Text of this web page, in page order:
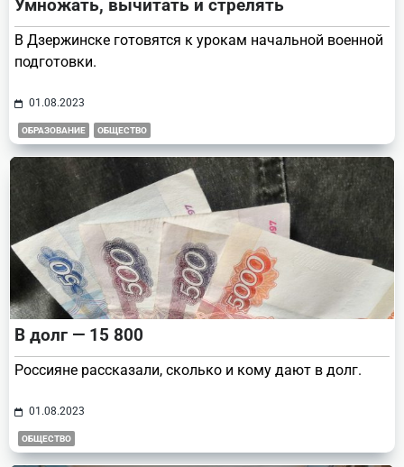
Умножать, вычитать и стрелять
В Дзержинске готовятся к урокам начальной военной
подготовки.
01.08.2023
ОБРАЗОВАНИЕ ОБЩЕСТВО
В долг — 15 800
Россияне рассказали, сколько и кому дают в долг.
01.08.2023
ОБЩЕСТВО